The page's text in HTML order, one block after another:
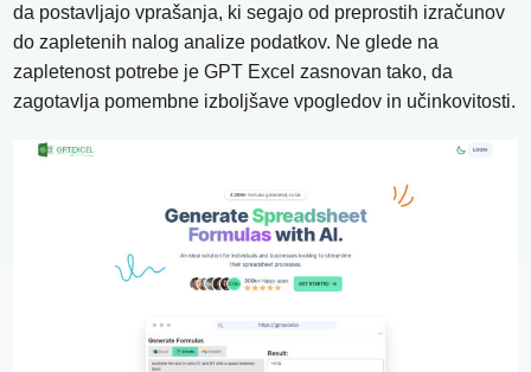
da postavljajo vprašanja, ki segajo od preprostih izračunov
do zapletenih nalog analize podatkov. Ne glede na
zapletenost potrebe je GPT Excel zasnovan tako, da
zagotavlja pomembne izboljšave vpogledov in učinkovitosti.